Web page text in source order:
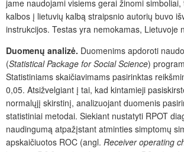
jame naudojami visiems gerai žinomi simboliai,
kalbos į lietuvių kalbą straipsnio autorių buvo
instrukcijos. Testas yra nemokamas, Lietuvoje
Duomenų analizė. Duomenims apdoroti
(Statistical Package for Social Science)
Statistiniams skaičiavimams pasirinktas
0,05. Atsižvelgiant į tai, kad kintamieji
normalųjį skirstinį, analizuojant duomenis
statistiniai metodai. Siekiant nustatyti RPOT
naudingumą atpažįstant atminties simptomų
apskaičiuotos ROC (angl. Receiver operating